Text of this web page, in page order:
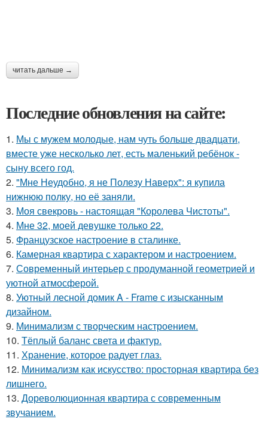
читать дальше →
Последние обновления на сайте:
1. Мы с мужем молодые, нам чуть больше двадцати,
вместе уже несколько лет, есть маленький ребёнок -
сыну всего год.
2. "Мне Неудобно, я не Полезу Наверх": я купила
нижнюю полку, но её заняли.
3. Моя свекровь - настоящая "Королева Чистоты".
4. Мне 32, моей девушке только 22.
5. Французское настроение в сталинке.
6. Камерная квартира с характером и настроением.
7. Современный интерьер с продуманной геометрией и
уютной атмосферой.
8. Уютный лесной домик A - Frame с изысканным
дизайном.
9. Минимализм с творческим настроением.
10. Тёплый баланс света и фактур.
11. Хранение, которое радует глаз.
12. Минимализм как искусство: просторная квартира без
лишнего.
13. Дореволюционная квартира с современным
звучанием.